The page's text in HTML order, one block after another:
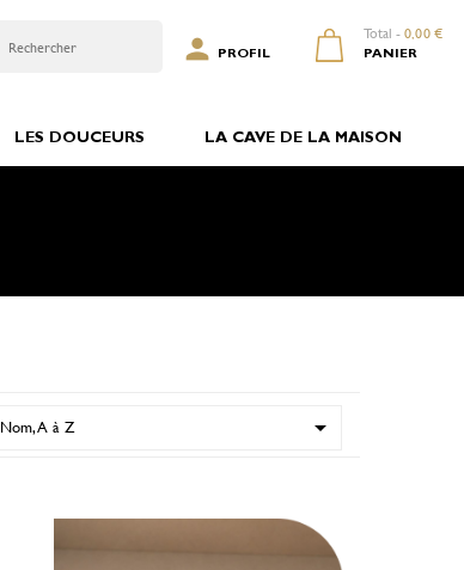
 PROFIL
LES DOUCEURS LA CAVE DE LA MAISON
Total -0,00 €
PANIER
Nom, A à Z 